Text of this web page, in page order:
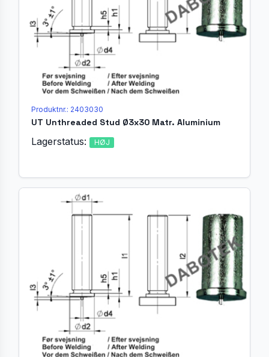
Produktnr.: 2403030
UT Unthreaded Stud Ø3x30 Matr. Aluminium
Lagerstatus: HØJ